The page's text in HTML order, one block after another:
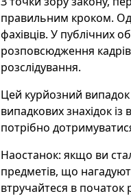
правильним кроком.
фахівців. У публічних
розповсюдження
розслідування.
Цей курйозний
випадкових знахідок
потрібно
Наостанок: якщо ви
предметів, що
втручайтеся в початок